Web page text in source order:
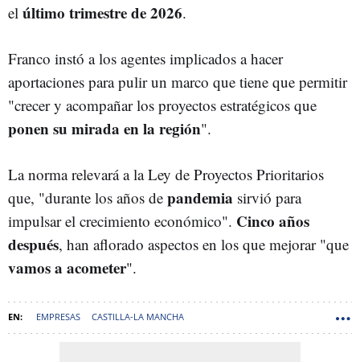
el último trimestre de 2026.
Franco instó a los agentes implicados a hacer
aportaciones para pulir un marco que tiene que permitir
"crecer y acompañar los proyectos estratégicos que
ponen su mirada en la región".
La norma relevará a la Ley de Proyectos Prioritarios
que, "durante los años de pandemia sirvió para
impulsar el crecimiento económico". Cinco años
después, han aflorado aspectos en los que mejorar "que
vamos a acometer".
EMPRESAS CASTILLA-LA MANCHA